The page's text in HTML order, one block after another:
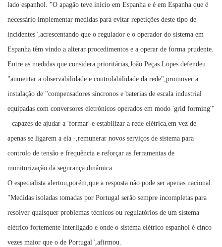
lado espanhol. "O apagão teve início em Espanha e é em Espanha que é
necessário implementar medidas para evitar repetições deste tipo de
incidentes",acrescentando que o regulador e o operador do sistema em
Espanha têm vindo a alterar procedimentos e a operar de forma prudente.
Entre as medidas que considera prioritárias,João Peças Lopes defendeu
"aumentar a observabilidade e controlabilidade da rede",promover a
instalação de "compensadores síncronos e baterias de escala industrial
equipadas com conversores eletrónicos operados em modo 'grid forming'"
- capazes de ajudar a 'formar' e estabilizar a rede elétrica,em vez de
apenas se ligarem a ela -,remunerar novos serviços de sistema para
controlo de tensão e frequência e reforçar as ferramentas de
monitorização da segurança dinâmica.
O especialista alertou,porém,que a resposta não pode ser apenas nacional.
"Medidas isoladas tomadas por Portugal serão sempre incompletas para
resolver quaisquer problemas técnicos ou regulatórios de um sistema
elétrico fortemente interligado e onde o sistema elétrico espanhol é cinco
vezes maior que o de Portugal",afirmou.